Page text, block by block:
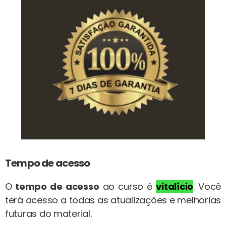
Tempo de acesso
Otempo de acesso ao curso évitalício. Você
terá acesso a todas as atualizações e melhorias
futuras do material.